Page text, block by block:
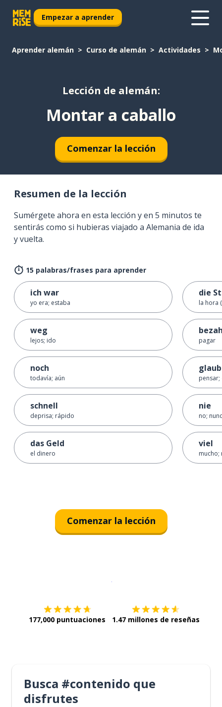
Empezar a aprender
Aprender alemán Curso de alemán Actividades
Lección de alemán:
Montar a caballo
Comenzar la lección
Resumen de la lección
Sumérgete ahora en esta lección y en 5 minutos te
sentirás como si hubieras viajado a Alemania de ida
y vuelta.
15 palabras/frases para aprender
ich war
yo era; estaba
weg
lejos; ido
noch
todavía; aún
schnell
deprisa; rápido
das Geld
el dinero
die
la hora
pagar
pensar;
nie
no;
viel
mucho;
Comenzar la lección
177,000 puntuaciones 1.47 millones de reseñas
Busca #contenido que
disfrutes